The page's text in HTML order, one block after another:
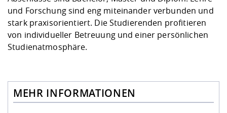
und Forschung sind eng miteinander verbunden und
stark praxisorientiert. Die Studierenden profitieren
von individueller Betreuung und einer persönlichen
Studienatmosphäre.
MEHR INFORMATIONEN